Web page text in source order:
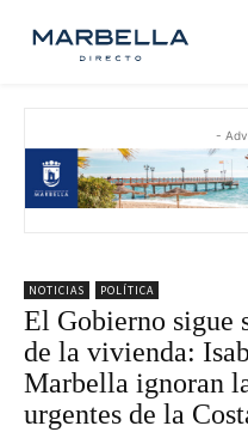
-
NOTICIAS POLÍTICA
El Gobierno sigue
de la vivienda:
Marbella ignoran
urgentes de la